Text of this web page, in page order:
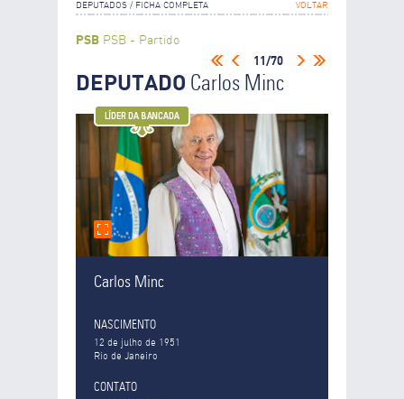
DEPUTADOS / FICHA COMPLETA VOLTAR
11/70
PSB PSB - Partido
DEPUTADO Carlos Minc
Carlos Minc
NASCIMENTO
12 de julho de 1951
Rio de Janeiro
CONTATO